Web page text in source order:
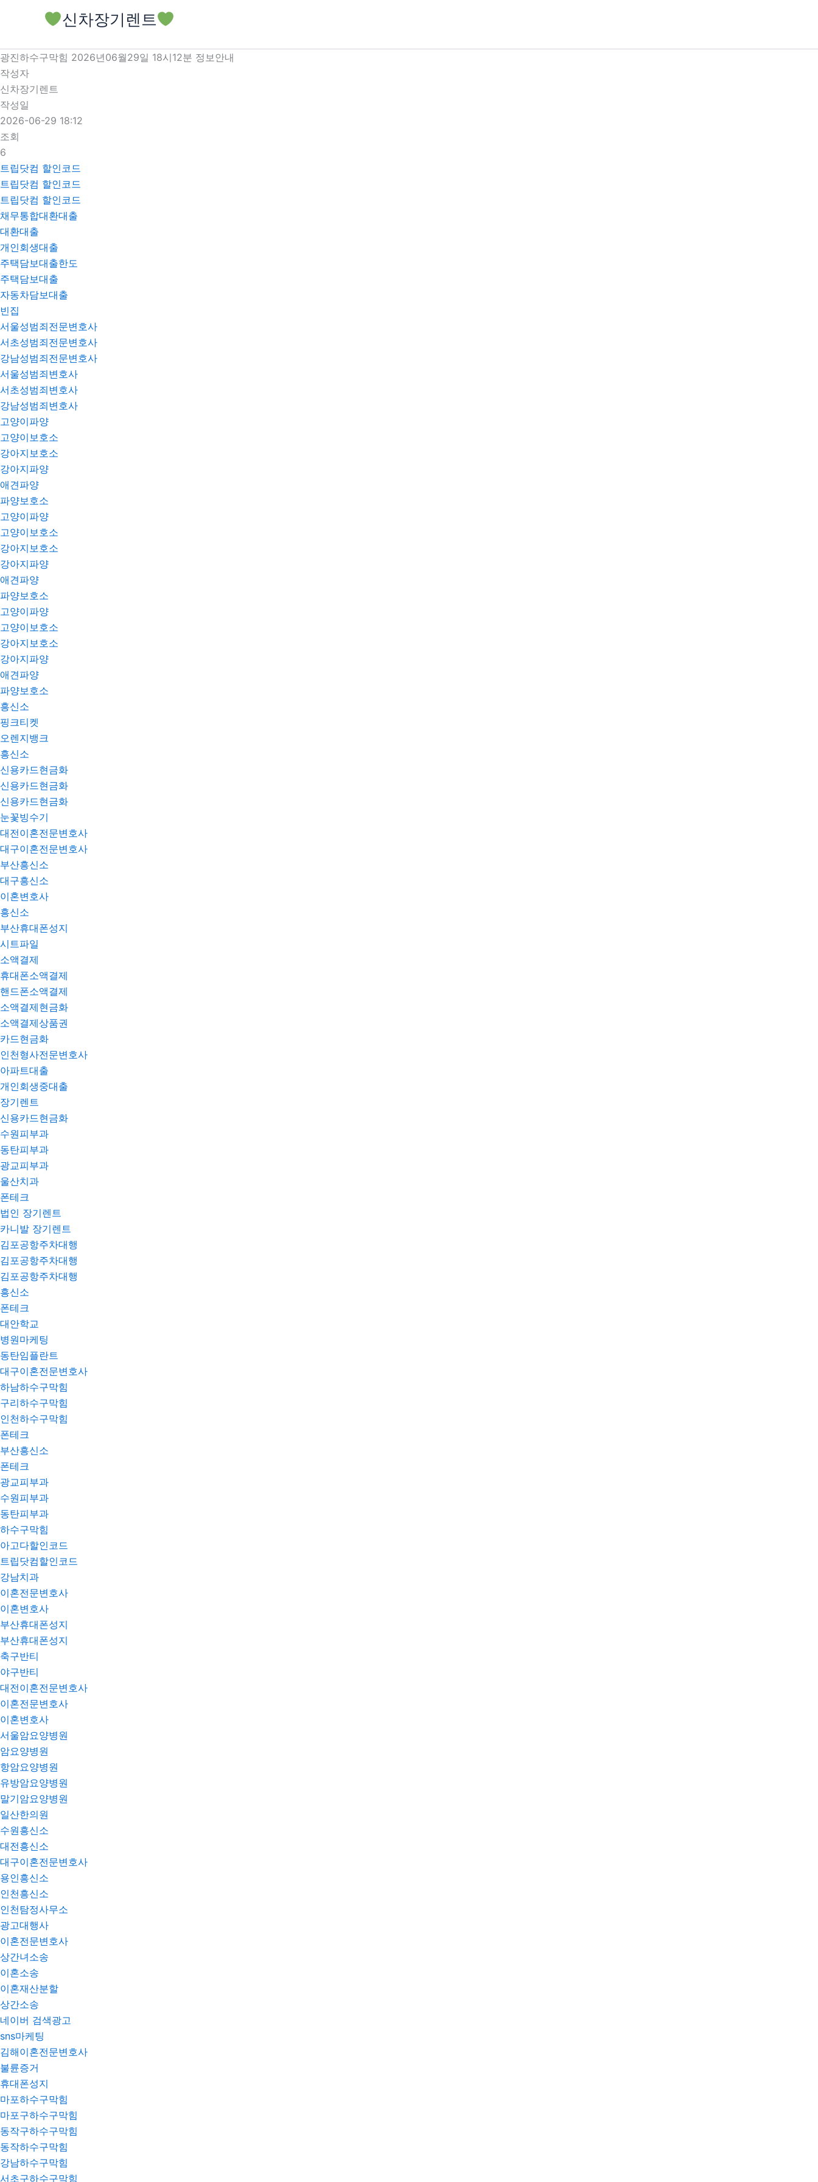
로
건
너
뛰
기
신차장기렌트
광진하수구막힘 2026년06월29일 18시12분 정보안내
작성자
신차장기렌트
작성일
2026-06-29 18:12
조회
6
트립닷컴 할인코드
트립닷컴 할인코드
트립닷컴 할인코드
채무통합대환대출
대환대출
개인회생대출
주택담보대출한도
주택담보대출
자동차담보대출
빈집
서울성범죄전문변호사
서초성범죄전문변호사
강남성범죄전문변호사
서울성범죄변호사
서초성범죄변호사
강남성범죄변호사
고양이파양
고양이보호소
강아지보호소
강아지파양
애견파양
파양보호소
고양이파양
고양이보호소
강아지보호소
강아지파양
애견파양
파양보호소
고양이파양
고양이보호소
강아지보호소
강아지파양
애견파양
파양보호소
흥신소
핑크티켓
오렌지뱅크
흥신소
신용카드현금화
신용카드현금화
신용카드현금화
눈꽃빙수기
대전이혼전문변호사
대구이혼전문변호사
부산흥신소
대구흥신소
이혼변호사
흥신소
부산휴대폰성지
시트파일
소액결제
휴대폰소액결제
핸드폰소액결제
소액결제현금화
소액결제상품권
카드현금화
인천형사전문변호사
아파트대출
개인회생중대출
장기렌트
신용카드현금화
수원피부과
동탄피부과
광교피부과
울산치과
폰테크
법인 장기렌트
카니발 장기렌트
김포공항주차대행
김포공항주차대행
김포공항주차대행
흥신소
폰테크
대안학교
병원마케팅
동탄임플란트
대구이혼전문변호사
하남하수구막힘
구리하수구막힘
인천하수구막힘
폰테크
부산흥신소
폰테크
광교피부과
수원피부과
동탄피부과
하수구막힘
아고다할인코드
트립닷컴할인코드
강남치과
이혼전문변호사
이혼변호사
부산휴대폰성지
부산휴대폰성지
축구반티
야구반티
대전이혼전문변호사
이혼전문변호사
이혼변호사
서울암요양병원
암요양병원
항암요양병원
유방암요양병원
말기암요양병원
일산한의원
수원흥신소
대전흥신소
대구이혼전문변호사
용인흥신소
인천흥신소
인천탐정사무소
광고대행사
이혼전문변호사
상간녀소송
이혼소송
이혼재산분할
상간소송
네이버 검색광고
sns마케팅
김해이혼전문변호사
불륜증거
휴대폰성지
마포하수구막힘
마포구하수구막힘
동작구하수구막힘
동작하수구막힘
강남하수구막힘
서초구하수구막힘